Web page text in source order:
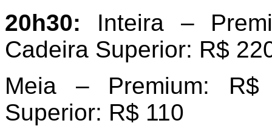
20h30: Inteira –
Cadeira Superior: R$
Meia – Premium:
Superior: R$ 110